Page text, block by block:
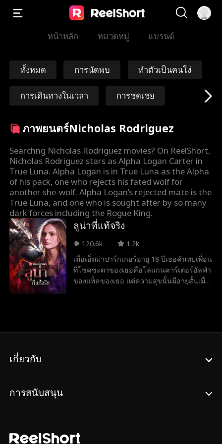
หน้าหลัก หมวดหมู่ แบรนด์
ทั้งหมด การนัดพบ ทำตัวเป็นคนโง่
การเดินทางในเวลา การชดเชย
อมตะ นายพล/พลเอก
หญิง พิษ
Ryan Watson He
nderson
Brittany Marsice
k
Alexandria Watts
ผู้บงการทางอาญา BDSM
หญิงสาวผู้บริสุทธิ์ Molly Jass
คู่รักตามสัญญา
แวมไพร์ คู่นอนคืนเดียว
ที่รักในวัยเด็ก
วิทยาเขตโรแมนติ
โอกาสครั้งที่สอง
Seth Edeen
ภาพยนตร์Nicholas Rodriguez
Searchng Nicholas Rodriguez movies? On ReelShort,
Nicholas Rodriguez stars as Alpha Logan Carter in
True Luna. Alpha Logan is in True Luna as the Alpha
of his pack, one who rejects his fated wolf for
another she-wolf. Alpha Logan’s rejected mate is the
True Luna, and one who is sought after by so many
dark forces including the Rogue King.
ลูน่าที่แท้จริง
120.6k
1.2k
เมื่อเอ็มม่าปาร์กเกอร์อายุ 18 ปีเธอค้นพบเพื่อน
ที่โชคชะตาของเธอคือโลแกนคาร์เตอร์อัลฟ่า
ของแพ็คของเธอ แต่ความสุขนั้นมีอายุสั้นเมื่อ
ดังนั้นทำไมเขาถึงเต็มใจที่จะเสี่ยงต่อการรักษา
เกี่ยวกับ
การสนับสนุน